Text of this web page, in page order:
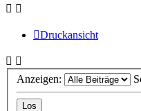
Druckansicht
Anzeigen: